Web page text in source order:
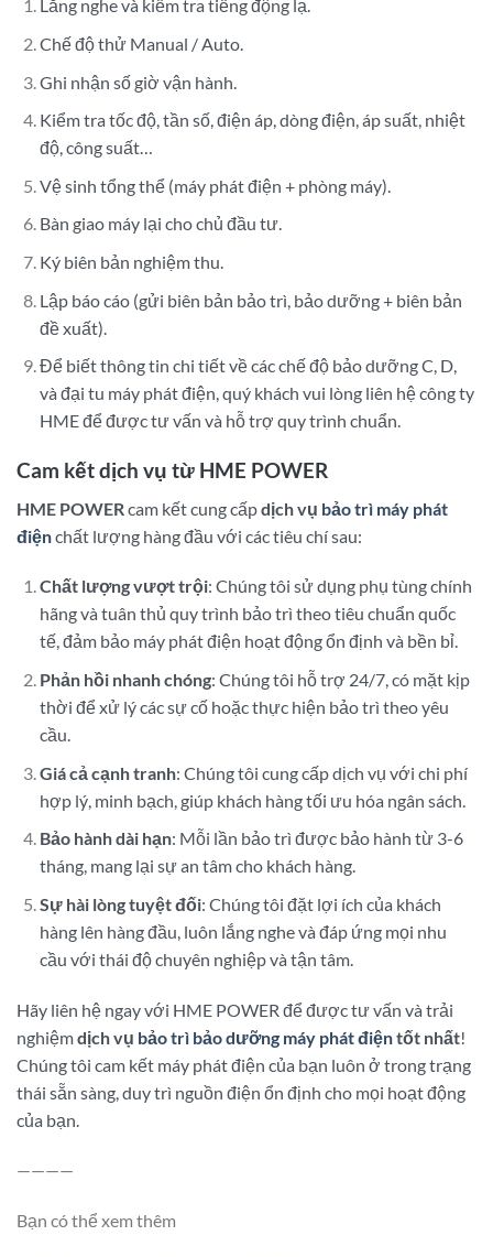
Lắng nghe và kiểm tra tiếng động lạ.
Chế độ thử Manual / Auto.
Ghi nhận số giờ vận hành.
Kiểm tra tốc độ, tần số, điện áp, dòng điện, áp suất, nhiệt
độ, công suất…
Vệ sinh tổng thể (máy phát điện + phòng máy).
Bàn giao máy lại cho chủ đầu tư.
Ký biên bản nghiệm thu.
Lập báo cáo (gửi biên bản bảo trì, bảo dưỡng + biên bản
đề xuất).
Để biết thông tin chi tiết về các chế độ bảo dưỡng C, D,
và đại tu máy phát điện, quý khách vui lòng liên hệ công ty
HME để được tư vấn và hỗ trợ quy trình chuẩn.
Cam kết dịch vụ từ HME POWER
HME POWER cam kết cung cấpdịch vụ bảo trì máy phát
điệnchất lượng hàng đầu với các tiêu chí sau:
Chất lượng vượt trội: Chúng tôi sử dụng phụ tùng chính
hãng và tuân thủ quy trình bảo trì theo tiêu chuẩn quốc
tế, đảm bảo máy phát điện hoạt động ổn định và bền bỉ.
Phản hồi nhanh chóng: Chúng tôi hỗ trợ 24/7, có mặt kịp
thời để xử lý các sự cố hoặc thực hiện bảo trì theo yêu
cầu.
Giá cả cạnh tranh: Chúng tôi cung cấp dịch vụ với chi phí
hợp lý, minh bạch, giúp khách hàng tối ưu hóa ngân sách.
Bảo hành dài hạn: Mỗi lần bảo trì được bảo hành từ 3-6
tháng, mang lại sự an tâm cho khách hàng.
Sự hài lòng tuyệt đối: Chúng tôi đặt lợi ích của khách
hàng lên hàng đầu, luôn lắng nghe và đáp ứng mọi nhu
cầu với thái độ chuyên nghiệp và tận tâm.
Hãy liên hệ ngay với HME POWER để được tư vấn và trải
nghiệmdịch vụ bảo trì bảo dưỡng máy phát điệntốt nhất!
Chúng tôi cam kết máy phát điện của bạn luôn ở trong trạng
thái sẵn sàng, duy trì nguồn điện ổn định cho mọi hoạt động
của bạn.
————
Bạn có thể xem thêm